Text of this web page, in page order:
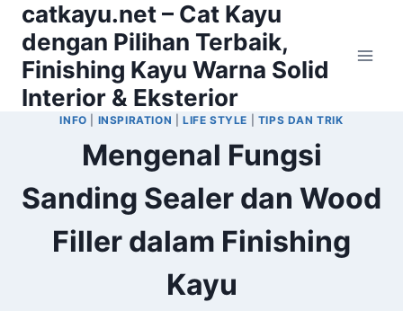
Skip
content
catkayu.net – Cat Kayu
dengan Pilihan Terbaik,
Finishing Kayu Warna Solid
Interior & Eksterior
INFO INSPIRATION |LIFE STYLE TIPS DAN TRIK
Mengenal Fungsi
Sanding Sealer dan Wood
Filler dalam Finishing
Kayu